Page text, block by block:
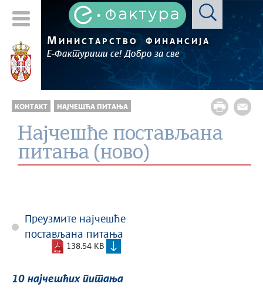
М ИНИСТАРСТВО ФИНАНСИЈА
Е-Фактуриши се! Добро за све
КОНТАКТ НАЈЧЕШЋA ПИТАЊА
Најчешће постављана
питања (ново)
Преузмите најчешће
постављана питања
138.54 KB
10 најчешћих питања